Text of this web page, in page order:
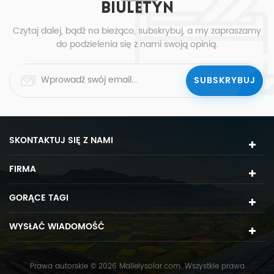
BIULETYN
Czytaj dalej, bądź na bieżąco, subskrybuj, a my zapraszamy
do podzielenia się z nami swoją opinią.
SKONTAKTUJ SIĘ Z NAMI
FIRMA
GORĄCE TAGI
WYSŁAĆ WIADOMOŚĆ
Prawa autorskie © 2026 Mailelysolar.com. Wszystkie prawa